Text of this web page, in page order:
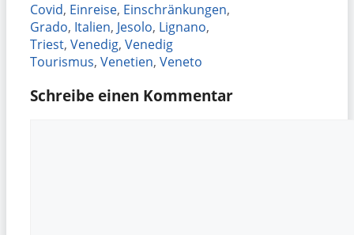
Covid, Einreise, Einschränkungen,
Grado, Italien, Jesolo, Lignano,
Triest, Venedig, Venedig
Tourismus, Venetien, Veneto
Schreibe einen Kommentar